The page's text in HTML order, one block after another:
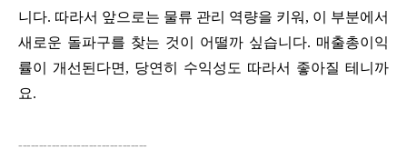
니다. 따라서 앞으로는 물류 관리 역량을 키워, 이 부분에서
새로운 돌파구를 찾는 것이 어떨까 싶습니다. 매출총이익
률이 개선된다면, 당연히 수익성도 따라서 좋아질 테니까
요.
-------------------------------